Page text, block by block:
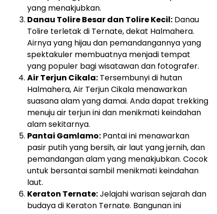
yang menakjubkan.
Danau Tolire Besar dan Tolire Kecil: Danau
Tolire terletak di Ternate, dekat Halmahera.
Airnya yang hijau dan pemandangannya yang
spektakuler membuatnya menjadi tempat
yang populer bagi wisatawan dan fotografer.
Air Terjun Cikala: Tersembunyi di hutan
Halmahera, Air Terjun Cikala menawarkan
suasana alam yang damai. Anda dapat trekking
menuju air terjun ini dan menikmati keindahan
alam sekitarnya.
Pantai Gamlamo: Pantai ini menawarkan
pasir putih yang bersih, air laut yang jernih, dan
pemandangan alam yang menakjubkan. Cocok
untuk bersantai sambil menikmati keindahan
laut.
Keraton Ternate:Jelajahi warisan sejarah dan
budaya di Keraton Ternate. Bangunan ini